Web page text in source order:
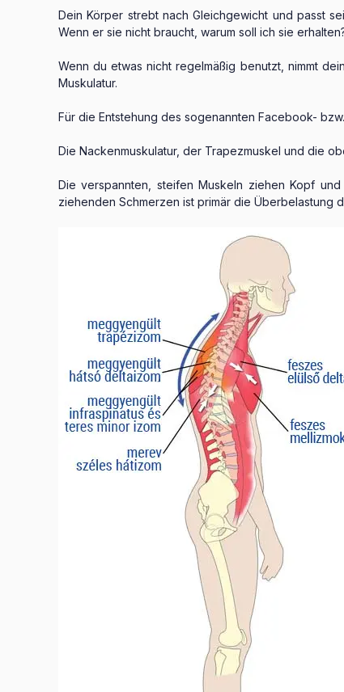
Dein Körper strebt nach Gleichgewicht und passt
Wenn er sie nicht braucht, warum soll ich sie
Wenn du etwas nicht regelmäßig benutzt, nimmt
Muskulatur.
Für die Entstehung des sogenannten Facebook-
Die Nackenmuskulatur, der Trapezmuskel und die
Die verspannten, steifen Muskeln ziehen Kopf
ziehenden Schmerzen ist primär die Überbelastung